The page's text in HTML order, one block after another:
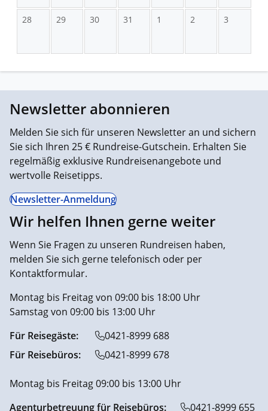
28 29 30 31 1 2 3
Newsletter abonnieren
Melden Sie sich für unseren Newsletter an und sichern
Sie sich Ihren 25 € Rundreise-Gutschein. Erhalten Sie
regelmäßig exklusive Rundreisenangebote und
wertvolle Reisetipps.
Newsletter-Anmeldung
Wir helfen Ihnen gerne weiter
Wenn Sie Fragen zu unseren Rundreisen haben,
melden Sie sich gerne telefonisch oder per
Kontaktformular.
Montag bis Freitag von 09:00 bis 18:00 Uhr
Samstag von 09:00 bis 13:00 Uhr
Für Reisegäste:
0421-8999 688
Für Reisebüros:
0421-8999 678
Montag bis Freitag 09:00 bis 13:00 Uhr
Agenturbetreuung für Reisebüros:
0421-8999 655